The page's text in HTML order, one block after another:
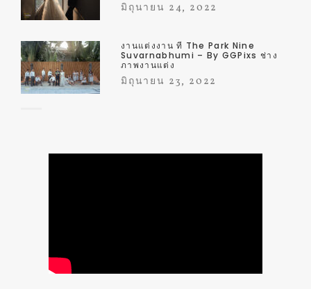
มิถุนายน 24, 2022
งานแต่งงาน ที่ The Park Nine
Suvarnabhumi – By GGPixs ช่าง
ภาพงานแต่ง
มิถุนายน 23, 2022